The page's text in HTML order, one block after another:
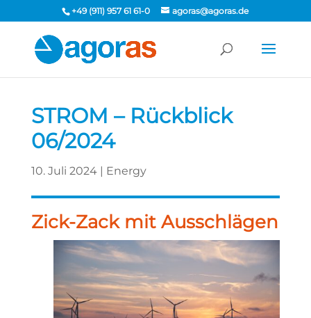
+49 (911) 957 61 61-0 agoras@agoras.de
STROM – Rückblick
06/2024
10. Juli 2024| Energy
Zick-Zack mit Ausschlägen